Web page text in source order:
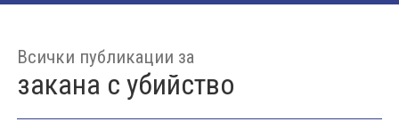
Всички публикации за
закана с убийство